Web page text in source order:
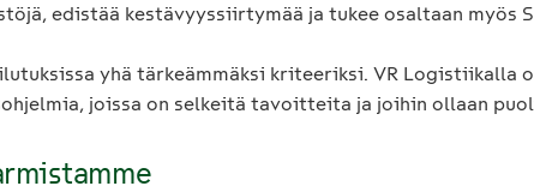
edistää kestävyyssiirtymää ja tukee osaltaan myös
yhä tärkeämmäksi kriteeriksi. VR Logistiikalla
joissa on selkeitä tavoitteita ja joihin ollaan